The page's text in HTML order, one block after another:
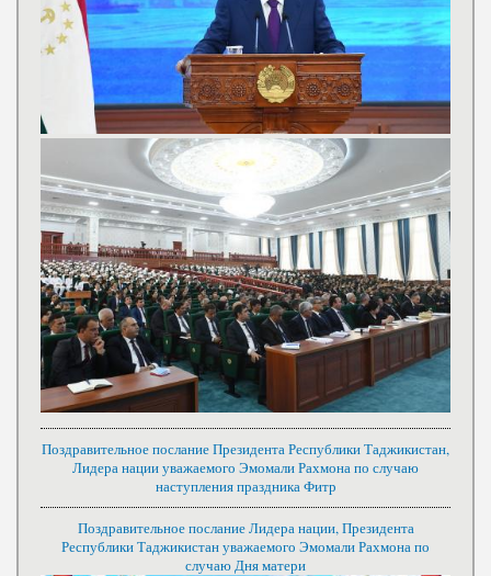
Поздравительное послание Президента Республики Таджикистан,
Лидера нации уважаемого Эмомали Рахмона по случаю
наступления праздника Фитр
Поздравительное послание Лидера нации, Президента
Республики Таджикистан уважаемого Эмомали Рахмона по
случаю Дня матери